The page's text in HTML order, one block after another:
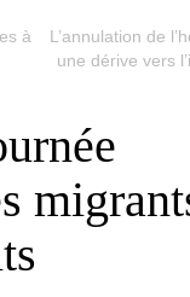
à
L’annulation de
une dérive vers